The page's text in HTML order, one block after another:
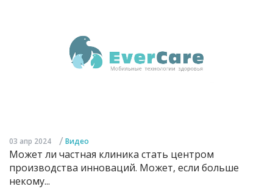
03 апр 2024 / Видео
Может ли частная клиника стать центром
производства инноваций. Может, если больше
некому...